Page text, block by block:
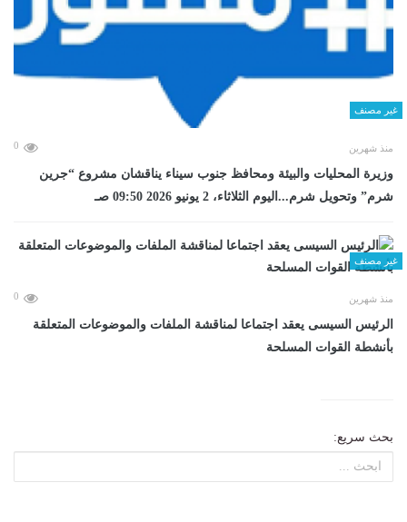
غير مصنف
منذ شهرين 0
وزيرة المحليات والبيئة ومحافظ جنوب سيناء يناقشان مشروع “جرين
شرم” وتحويل شرم...اليوم الثلاثاء، 2 يونيو 2026 09:50 صـ
غير مصنف
منذ شهرين 0
الرئيس السيسى يعقد اجتماعا لمناقشة الملفات والموضوعات المتعلقة
بأنشطة القوات المسلحة
بحث سريع: